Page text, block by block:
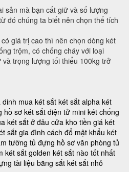
sản mà bạn cất giữ và số lượng
đó chúng ta biết nên chọn thể tích
giá trị cao thì nên chọn dòng két
trộm, có chống cháy với loại
trọng lượng tối thiểu 100kg trở
dinh mua két sắt két sắt alpha két
hồ sơkét sắt điện tử mini két chống
két sắt ở đâu cửa kho tiền giá két
sắt gia đình cách đổ mật khẩu két
tường tủ đựng hồ sơ văn phòng tủ
két sắt golden két sắt nào tốt nhất
tài liệu bằng sắt két sắt nhỏ